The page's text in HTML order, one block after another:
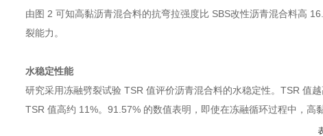
由图 2 可知高黏沥青混合料的抗弯拉强度比 SBS改性沥青混合料高
裂能力。
水稳定性能
研究采用冻融劈裂试验 TSR 值评价沥青混合料的水稳定性。TSR 值
TSR 值高约 11%。91.57% 的数值表明，即使在冻融循环过程中，高